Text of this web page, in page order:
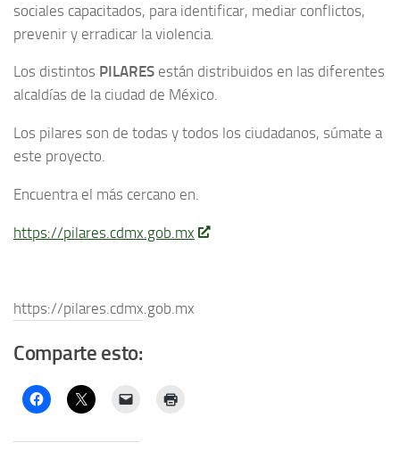
sociales capacitados, para identificar, mediar conflictos,
prevenir y erradicar la violencia.
Los distintos PILARES están distribuidos en las diferentes
alcaldías de la ciudad de México.
Los pilares son de todas y todos los ciudadanos, súmate a
este proyecto.
Encuentra el más cercano en.
https://pilares.cdmx.gob.mx
https://pilares.cdmx.gob.mx
Comparte esto: